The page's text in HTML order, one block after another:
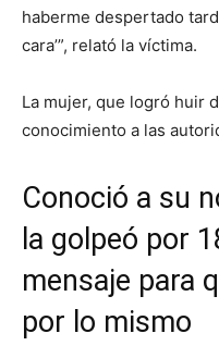
haberme despertado
cara’”, relató la víctima.
La mujer, que logró huir
conocimiento a las
Conoció a su
la golpeó por
mensaje para
por lo mismo